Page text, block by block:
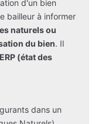
d'un bien
bailleur à informer
naturels ou
du bien. Il
ERP (état des
dans un